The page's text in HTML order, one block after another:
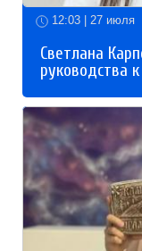
12:03 | 27 июля
Светлана
руководства